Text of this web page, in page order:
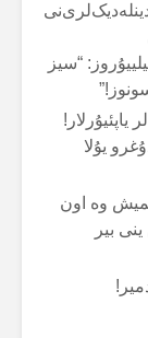
“سیز
یاپئیۇرلار!
یۇلا
وە اون
بیر